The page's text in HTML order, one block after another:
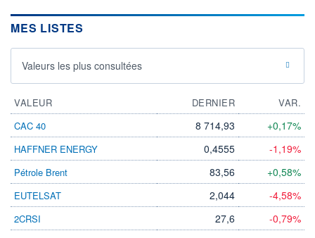
MES LISTES
Valeurs les plus consultées
VALEUR DERNIER
VAR.
CAC 40
8 714,93 +0,17%
HAFFNER ENERGY 0,4555 -1,19%
Pétrole Brent 83,56 +0,58%
EUTELSAT 2,044 -4,58%
2CRSI 27,6 -0,79%